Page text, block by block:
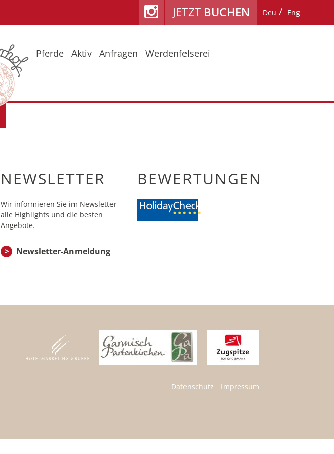
Deu Eng
JETZT BUCHEN
Pferde
Aktiv
Anfragen
Werdenfelserei
NEWSLETTER
Wir informieren Sie im Newsletter
alle Highlights und die besten
Angebote.
Newsletter-Anmeldung
BEWERTUNGEN
Datenschutz Impressum